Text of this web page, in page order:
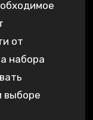
от
набора
выборе